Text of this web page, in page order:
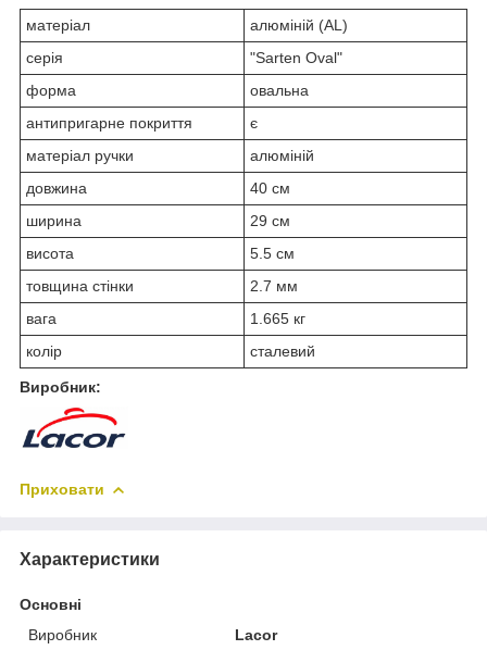
матеріал
алюміній (AL)
серія
"Sarten Oval"
форма
овальна
антипригарне покриття
є
матеріал ручки
алюміній
довжина
40 см
ширина
29 см
висота
5.5 см
товщина стінки
2.7 мм
вага
1.665 кг
колір
сталевий
Виробник:
Приховати
Характеристики
Основні
Виробник
Lacor